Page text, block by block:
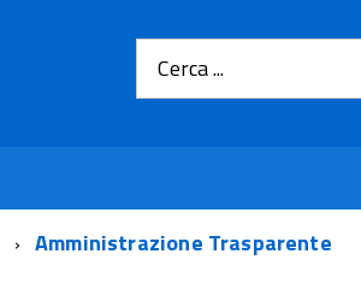
Cerca ...
Amministrazione Trasparente